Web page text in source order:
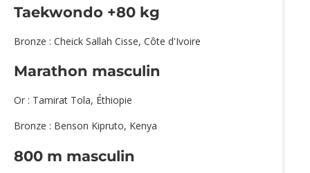
Taekwondo +80 kg
Bronze : Cheick Sallah Cisse, Côte d'Ivoire
Marathon masculin
Or : Tamirat Tola, Éthiopie
Bronze : Benson Kipruto, Kenya
800 m masculin